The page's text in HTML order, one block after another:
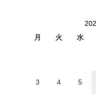
月
火 水
3 4 5